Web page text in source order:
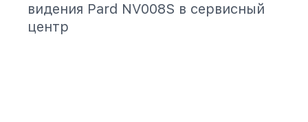
видения Pard NV008S в сервисный
центр